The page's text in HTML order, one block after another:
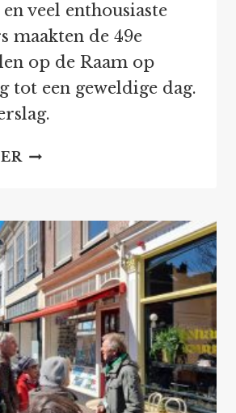
veel enthousiaste
maakten de 49e
op de Raam op
tot een geweldige dag.
KINDERSPELEN
2023,
EEN
ECHTE
KLAPPER